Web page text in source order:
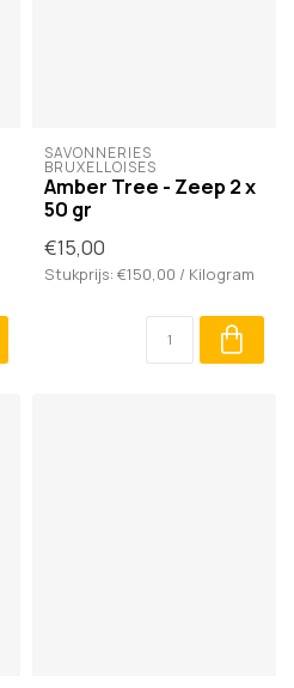
SAVONNERIES
BRUXELLOISES
Amber Tree - Zeep 2 x
50 gr
€15,00
Stukprijs: €150,00 / Kilogram